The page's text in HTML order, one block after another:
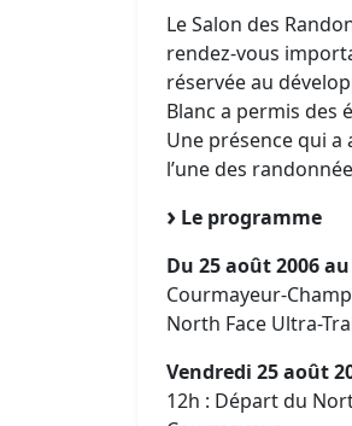
Le Salon des
rendez-vous
réservée au
Blanc a permis des
Une présence qui
l’une des
Le programme
Du 25 août 2006
Courmayeur-
North Face Ultra-
Vendredi 25 août
12h : Départ du